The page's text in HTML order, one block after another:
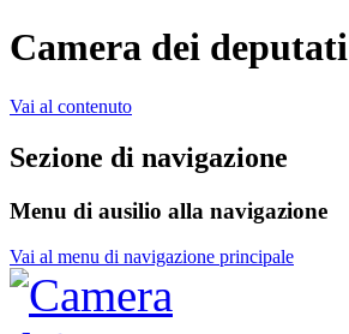
Camera dei deputati
Vai al contenuto
Sezione di navigazione
Menu di ausilio alla navigazione
Vai al menu di navigazione principale